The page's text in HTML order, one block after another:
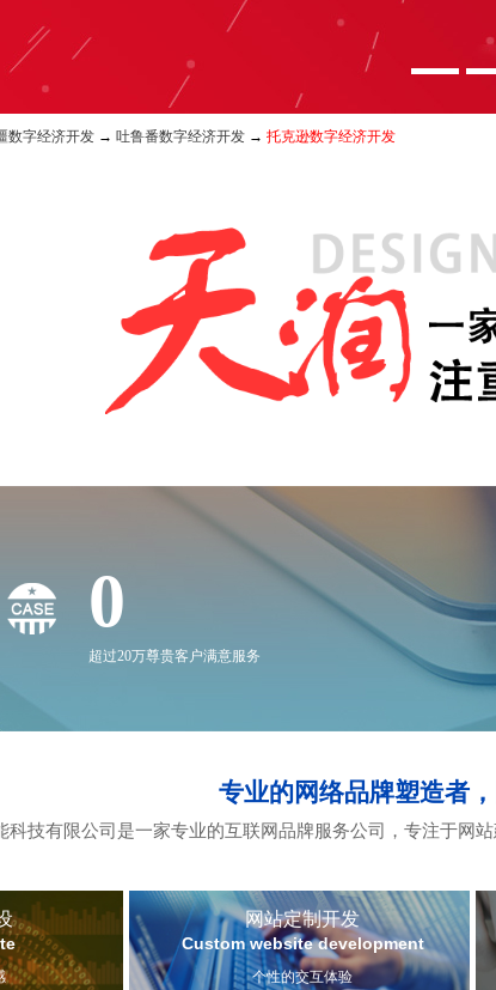
数字经济开发 → 吐鲁番数字经济开发 → 托克逊数字经济开发
0
超过20万尊贵客户满意服务
专业的网络品牌塑造者
科技有限公司是一家专业的互联网品牌服务公司，专注于网
网站定制开发
Custom website development
个性的交互体验